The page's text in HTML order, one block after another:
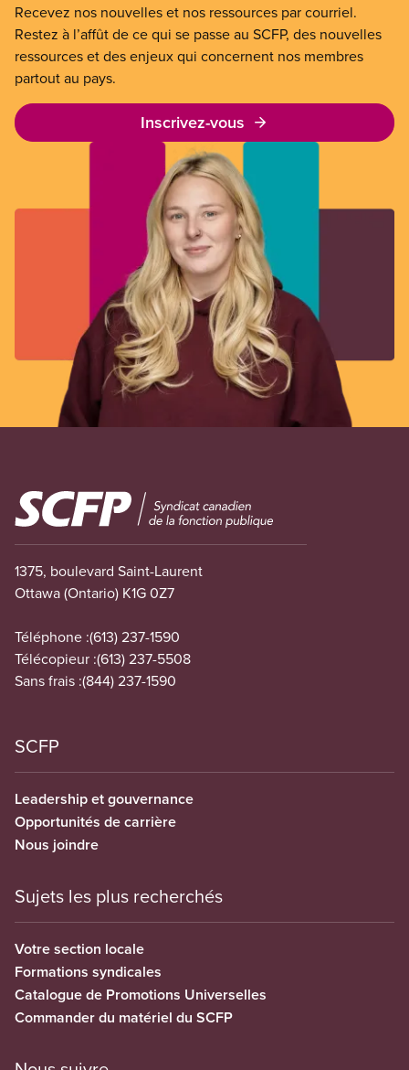
Recevez nos nouvelles et nos ressources par courriel.
Restez à l’affût de ce qui se passe au SCFP, des nouvelles
ressources et des enjeux qui concernent nos membres
partout au pays.
Inscrivez-vous
Image
1375, boulevard Saint-Laurent
Ottawa (Ontario) K1G 0Z7
Téléphone :(613) 237-1590
Télécopieur :(613) 237-5508
Sans frais :(844) 237-1590
SCFP
Leadership et gouvernance
Opportunités de carrière
Nous joindre
Sujets les plus recherchés
Votre section locale
Formations syndicales
Catalogue de Promotions Universelles
Commander du matériel du SCFP